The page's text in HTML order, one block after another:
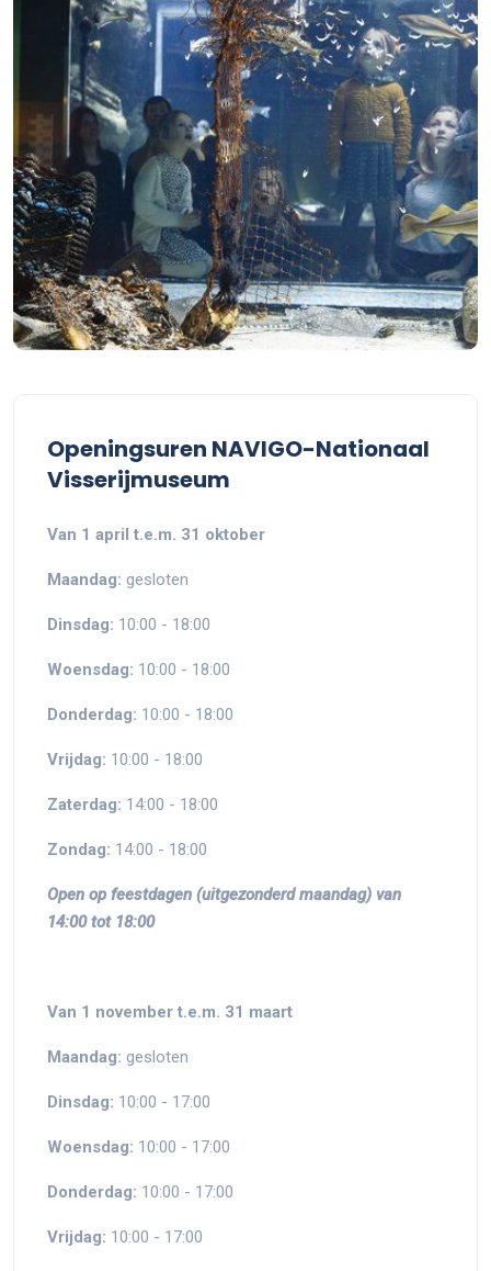
Openingsuren NAVIGO-Nationaal
Visserijmuseum
Van 1 april t.e.m. 31 oktober
Maandag: gesloten
Dinsdag: 10:00 - 18:00
Woensdag: 10:00 - 18:00
Donderdag: 10:00 - 18:00
Vrijdag: 10:00 - 18:00
Zaterdag: 14:00 - 18:00
Zondag: 14:00 - 18:00
Open op feestdagen (uitgezonderd maandag) van
14:00 tot 18:00
Van 1 november t.e.m. 31 maart
Maandag: gesloten
Dinsdag: 10:00 - 17:00
Woensdag: 10:00 - 17:00
Donderdag: 10:00 - 17:00
Vrijdag: 10:00 - 17:00